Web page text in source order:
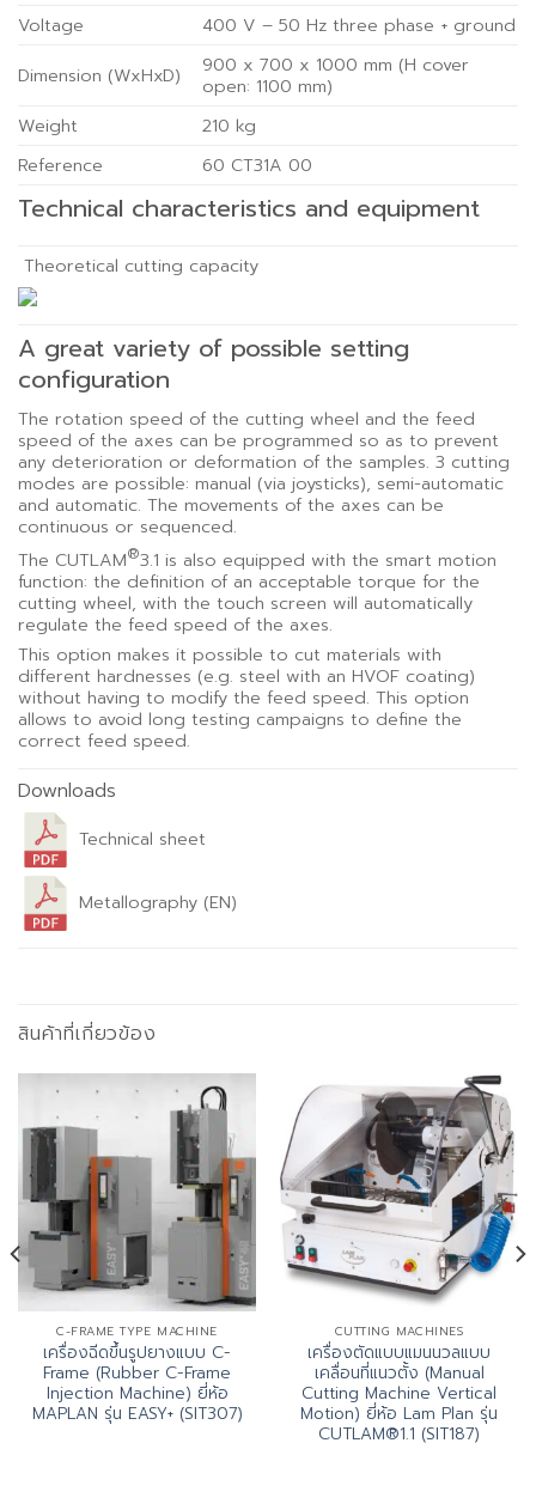
Voltage
400 V – 50 Hz three phase + ground
Dimension (WxHxD)
900 x 700 x 1000 mm (H cover
open: 1100 mm)
Weight
210 kg
Reference
60 CT31A 00
Technical characteristics and equipment
Theoretical cutting capacity
A great variety of possible setting
configuration
The rotation speed of the cutting wheel and the feed
speed of the axes can be programmed so as to prevent
any deterioration or deformation of the samples. 3 cutting
modes are possible: manual (via joysticks), semi-automatic
and automatic. The movements of the axes can be
continuous or sequenced.
The CUTLAM®3.1 is also equipped with the smart motion
function: the definition of an acceptable torque for the
cutting wheel, with the touch screen will automatically
regulate the feed speed of the axes.
This option makes it possible to cut materials with
different hardnesses (e.g. steel with an HVOF coating)
without having to modify the feed speed. This option
allows to avoid long testing campaigns to define the
correct feed speed.
Downloads
Technical sheet
Metallography (EN)
สินค้าที่เกี่ยวข้อง
C-FRAME TYPE MACHINE
เครื่องฉีดขึ้นรูปยางแบบ C-
Frame (Rubber C-Frame
Injection Machine) ยี่ห้อ
MAPLAN รุ่น EASY+ (SIT307)
CUTTING MACHINES
เครื่องตัดแบบแมนนวลแบบ
เคลื่อนที่แนวตั้ง (Manual
Cutting Machine Vertical
Motion) ยี่ห้อ Lam Plan รุ่น
CUTLAM®1.1 (SIT187)